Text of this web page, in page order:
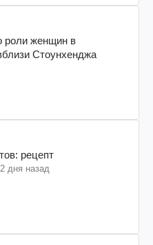
роли женщин в
Стоунхенджа
рецепт
2 дня назад